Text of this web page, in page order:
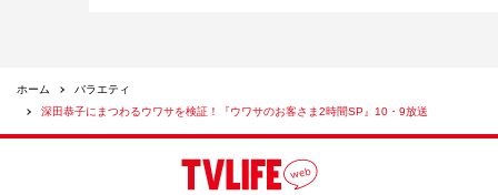
ホーム
バラエティ
深田恭子にまつわるウワサを検証！『ウワサのお客さま2時間SP』10・9放送